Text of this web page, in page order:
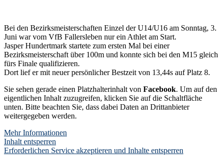
Bei den Bezirksmeisterschaften Einzel der U14/U16 am Sonntag, 3.
Juni war vom VfB Fallersleben nur ein Athlet am Start.
Jasper Hundertmark startete zum ersten Mal bei einer
Bezirksmeisterschaft über 100m und konnte sich bei den M15 gleich
fürs Finale qualifizieren.
Dort lief er mit neuer persönlicher Bestzeit von 13,44s auf Platz 8.
Sie sehen gerade einen Platzhalterinhalt von Facebook. Um auf den
eigentlichen Inhalt zuzugreifen, klicken Sie auf die Schaltfläche
unten. Bitte beachten Sie, dass dabei Daten an Drittanbieter
weitergegeben werden.
Mehr Informationen
Inhalt entsperren
Erforderlichen Service akzeptieren und Inhalte entsperren